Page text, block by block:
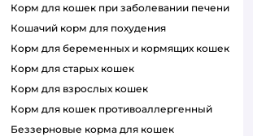
корм для кошек при заболевании печени
кошачий корм для похудения
корм для беременных и кормящих кошек
корм для старых кошек
корм для взрослых кошек
корм для кошек противоаллергенный
беззерновые корма для кошек